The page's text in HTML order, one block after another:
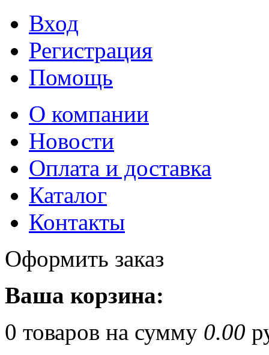
Вход
Регистрация
Помощь
О компании
Новости
Оплата и доставка
Каталог
Контакты
Оформить заказ
Ваша корзина:
0 товаров на сумму 0.00